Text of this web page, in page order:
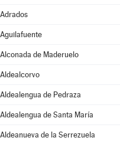
Adrados
Aguilafuente
Alconada de Maderuelo
Aldealcorvo
Aldealengua de Pedraza
Aldealengua de Santa María
Aldeanueva de la Serrezuela